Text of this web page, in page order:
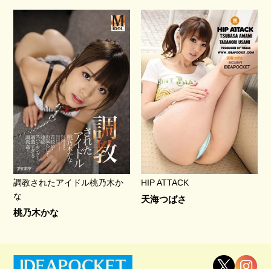
調教されたアイドル桃乃木か
な
桃乃木かな
HIP ATTACK
天海つばさ